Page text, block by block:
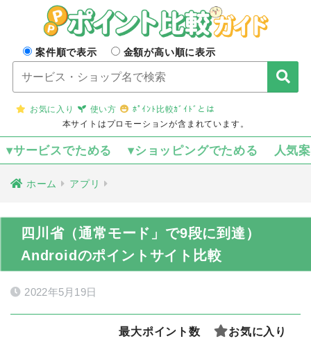
案件順で表示 金額が高い順に表示
お気に入り 使い方
ﾎﾟｲﾝﾄ比較ｶﾞｲﾄﾞとは
本サイトはプロモーションが含まれています。
▾サービスでためる ▾ショッピングでためる 人気
ホーム アプリ
四川省（通常モード」で9段に到達）
Androidのポイントサイト比較
2022年5月19日
最大ポイント数 お気に入り